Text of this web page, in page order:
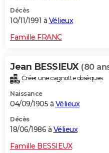
Décès
10/11/1991 à Vélieux
Famille FRANC
Jean BESSIEUX (80
Créer une cagnotte obsèques
Naissance
04/09/1905 à Vélieux
Décès
18/06/1986 à Vélieux
Famille BESSIEUX